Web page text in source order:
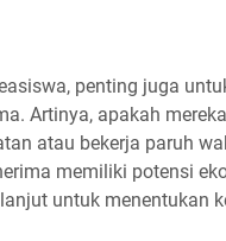
penting juga
Artinya, apakah
atau bekerja paruh
memiliki potensi
untuk menentukan